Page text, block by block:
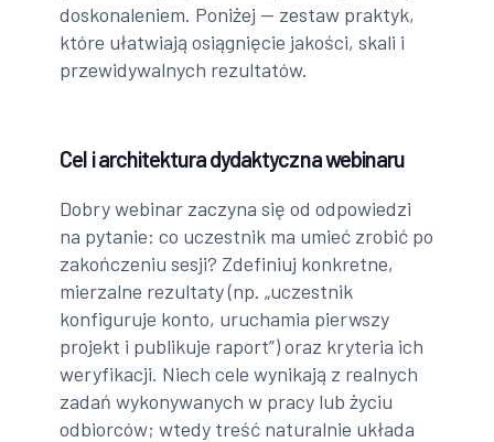
doskonaleniem. Poniżej — zestaw praktyk,
które ułatwiają osiągnięcie jakości, skali i
przewidywalnych rezultatów.
Cel i architektura dydaktyczna webinaru
Dobry webinar zaczyna się od odpowiedzi
na pytanie: co uczestnik ma umieć zrobić po
zakończeniu sesji? Zdefiniuj konkretne,
mierzalne rezultaty (np. „uczestnik
konfiguruje konto, uruchamia pierwszy
projekt i publikuje raport”) oraz kryteria ich
weryfikacji. Niech cele wynikają z realnych
zadań wykonywanych w pracy lub życiu
odbiorców; wtedy treść naturalnie układa